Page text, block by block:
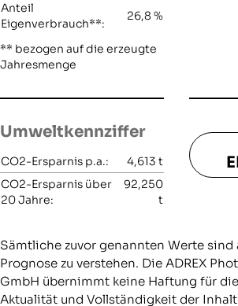
Anteil
Eigenverbrauch**:
26,8 %
** bezogen auf die erzeugte
Jahresmenge
Umweltkennziffer
CO2-Ersparnis p.a.: 4,613 t
CO2-Ersparnis über
20 Jahre:
92,250
t
Sämtliche zuvor genannten Werte
Prognose zu verstehen. Die ADREX
GmbH übernimmt keine Haftung für
Aktualität und Vollständigkeit der